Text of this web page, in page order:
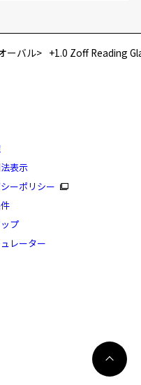
READING
)
ームカラー：ブラウン/
す。
ありません。
ので予めご了承ください。
トアで取り扱っている商品が対象
知らせ
金の他に加工賃として3,300
承ください。
ト込みの重さ
調整・クリーニン
ーバル +1.0 Zoff Reading
表示
ーポリシー
プ
レーター